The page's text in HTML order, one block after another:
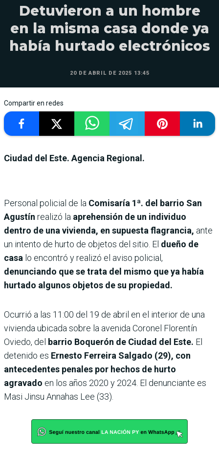
Detuvieron a un hombre
en la misma casa donde ya
había hurtado electrónicos
20 DE ABRIL DE 2025 13:45
Compartir en redes
Ciudad del Este. Agencia Regional.
Personal policial de la Comisaría 1ª. del barrio San
Agustín realizó la aprehensión de un individuo
dentro de una vivienda, en supuesta flagrancia, ante
un intento de hurto de objetos del sitio. El dueño de
casa lo encontró y realizó el aviso policial,
denunciando que se trata del mismo que ya había
hurtado algunos objetos de su propiedad.
Ocurrió a las 11:00 del 19 de abril en el interior de una
vivienda ubicada sobre la avenida Coronel Florentín
Oviedo, del barrio Boquerón de Ciudad del Este. El
detenido es Ernesto Ferreira Salgado (29), con
antecedentes penales por hechos de hurto
agravado en los años 2020 y 2024. El denunciante es
Masi Jinsu Annahas Lee (33).